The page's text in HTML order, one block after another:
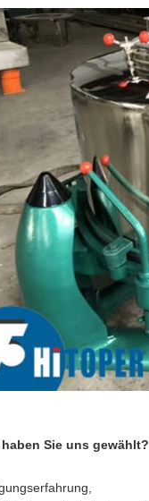
haben Sie uns gewählt?